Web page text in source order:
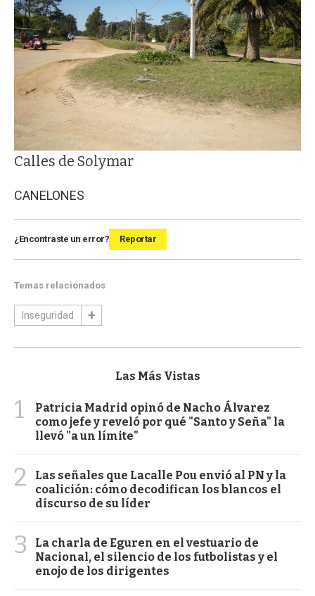
Calles de Solymar
CANELONES
¿Encontraste un error? Reportar
Temas relacionados
Inseguridad
Las Más Vistas
1
Patricia Madrid opinó de Nacho Álvarez
como jefe y reveló por qué "Santo y Seña" la
llevó "a un límite"
2
Las señales que Lacalle Pou envió al PN y la
coalición: cómo decodifican los blancos el
discurso de su líder
3
La charla de Eguren en el vestuario de
Nacional, el silencio de los futbolistas y el
enojo de los dirigentes